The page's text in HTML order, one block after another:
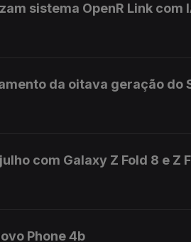
sistema OpenR Link com
da oitava geração do
com Galaxy Z Fold 8 e Z
Phone 4b